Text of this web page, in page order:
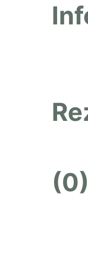
(0)